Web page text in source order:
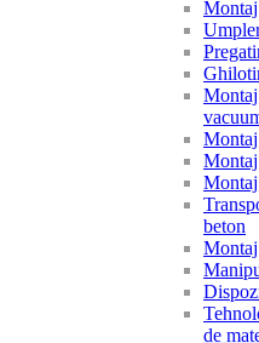
Montaj
Montaj
beton
de